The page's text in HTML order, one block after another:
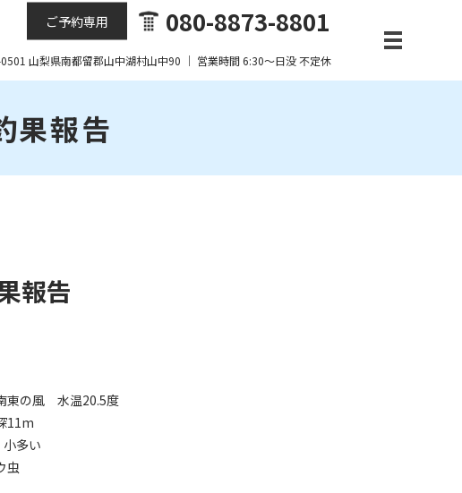
ご予約専用 080-8873-8801
山梨県南都留郡山中湖村山中90 ｜ 営業時間 6:30～日没 不定休
果報告
報告
東の風 水温20.5度
11m
多い
虫